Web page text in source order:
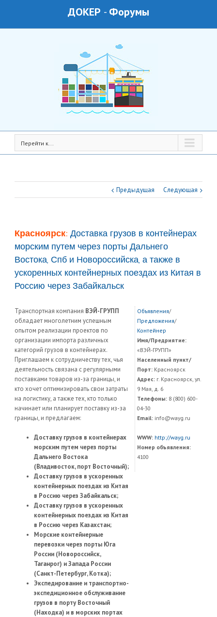
ДОКЕР - Форумы
Перейти к...
Предыдущая Следующая
Красноярск: Доставка грузов в контейнерах
морским путем через порты Дальнего
Востока, Спб и Новороссийска, а также в
ускоренных контейнерных поездах из Китая в
Россию через Забайкальск
Транспортная компания ВЭЙ-ГРУПП
обладает многолетним успешным
опытом реализации проектов по
организации импорта различных
категорий грузов в контейнерах.
Приглашаем к сотрудничеству тех, чья
деятельность связана с регулярными
поставками товаров из-за границы, и
кто хочет оптимизировать свои затраты
на логистику, а также тех, кто только
начинает или планирует поставку из-за
границы, и предлагаем:
Доставку грузов в контейнерах
морским путем через порты
Дальнего Востока
(Владивосток, порт Восточный);
Доставку грузов в ускоренных
контейнерных поездах из Китая
в Россию через Забайкальск;
Доставку грузов в ускоренных
контейнерных поездах из Китая
в Россию через Казахстан;
Морские контейнерные
перевозки через порты Юга
России (Новороссийск,
Таганрог) и Запада России
(Санкт-Петербург, Котка);
Экспедирование и транспортно-
экспедиционное обслуживание
грузов в порту Восточный
(Находка) и в морских портах
Объявления/
Предложения/
Контейнер
Имя/Предриятие:
«ВЭЙ-ГРУПП»
Населенный пункт/
Порт:Красноярск
Адрес:г. Красноярск, ул.
9 Мая, д. 6
Телефоны:8 (800) 600-
04-30
Email:info@wayg.ru
WWW: http://wayg.ru
Номер объявления:
4100